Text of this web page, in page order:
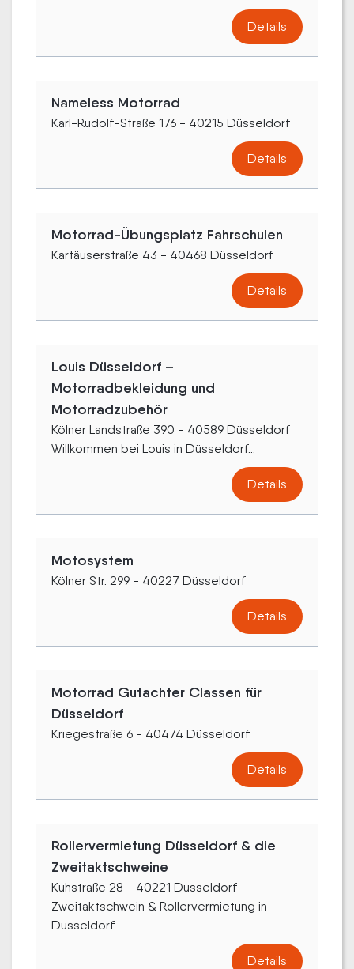
Details
Nameless Motorrad
Karl-Rudolf-Straße 176 - 40215 Düsseldorf
Details
Motorrad-Übungsplatz Fahrschulen
Kartäuserstraße 43 - 40468 Düsseldorf
Details
Louis Düsseldorf –
Motorradbekleidung und
Motorradzubehör
Kölner Landstraße 390 - 40589 Düsseldorf
Willkommen bei Louis in Düsseldorf...
Details
Motosystem
Kölner Str. 299 - 40227 Düsseldorf
Details
Motorrad Gutachter Classen für
Düsseldorf
Kriegestraße 6 - 40474 Düsseldorf
Details
Rollervermietung Düsseldorf & die
Zweitaktschweine
Kuhstraße 28 - 40221 Düsseldorf
Zweitaktschwein & Rollervermietung in
Düsseldorf...
Details